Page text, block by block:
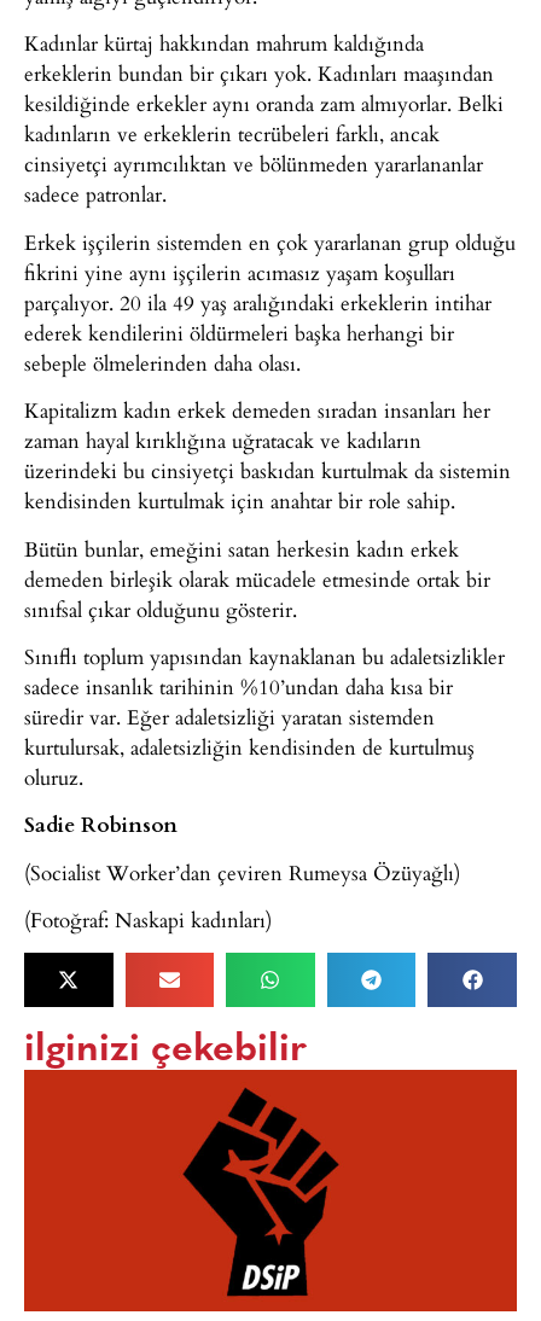
Kadınlar kürtaj hakkından mahrum kaldığında
erkeklerin bundan bir çıkarı yok. Kadınları maaşından
kesildiğinde erkekler aynı oranda zam almıyorlar. Belki
kadınların ve erkeklerin tecrübeleri farklı, ancak
cinsiyetçi ayrımcılıktan ve bölünmeden yararlananlar
sadece patronlar.
Erkek işçilerin sistemden en çok yararlanan grup olduğu
fikrini yine aynı işçilerin acımasız yaşam koşulları
parçalıyor. 20 ila 49 yaş aralığındaki erkeklerin intihar
ederek kendilerini öldürmeleri başka herhangi bir
sebeple ölmelerinden daha olası.
Kapitalizm kadın erkek demeden sıradan insanları her
zaman hayal kırıklığına uğratacak ve kadıların
üzerindeki bu cinsiyetçi baskıdan kurtulmak da sistemin
kendisinden kurtulmak için anahtar bir role sahip.
Bütün bunlar, emeğini satan herkesin kadın erkek
demeden birleşik olarak mücadele etmesinde ortak bir
sınıfsal çıkar olduğunu gösterir.
Sınıflı toplum yapısından kaynaklanan bu adaletsizlikler
sadece insanlık tarihinin %10’undan daha kısa bir
süredir var. Eğer adaletsizliği yaratan sistemden
kurtulursak, adaletsizliğin kendisinden de kurtulmuş
oluruz.
Sadie Robinson
(Socialist Worker’dan çeviren Rumeysa Özüyağlı)
(Fotoğraf: Naskapi kadınları)
ilginizi çekebilir